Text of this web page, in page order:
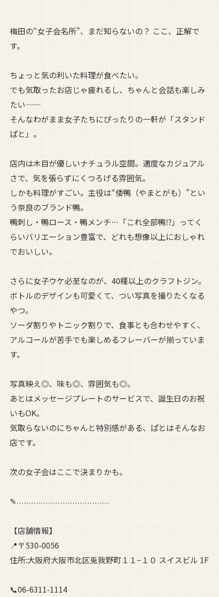
梅田の“女子会名所”、まだ知らないの？ ここ、正解で
す。
ちょっと気の利いた料理が食べたい。
でも気取ったお店じゃ疲れるし、ちゃんと会話も楽しみ
たい——
そんなわがまま女子たちにぴったりの一軒が「スタンド
ぱと」。
店内は木目が優しいナチュラル空間。適度なカジュアル
さで、気を張らずにくつろげる雰囲気。
しかも料理がすごい。主役は“倭鴨（やまとがも）”とい
う奈良のブランド鴨。
鴨刺し・鴨ロース・鴨メンチ…「これ全部鴨⁉」ってく
らいバリエーション豊富で、どれも想像以上におしゃれ
でおいしい。
さらに女子ウケ必至なのが、40種以上のクラフトジン。
ボトルのデザインも可愛くて、つい写真を撮りたくなる
やつ。
ソーダ割りやトニック割りで、食事とも合わせやすく、
アルコールが苦手でも楽しめるフレーバーが揃っていま
す。
写真映え◎、味も◎、雰囲気も◎。
あとはメッセージプレートのサービスで、誕生日のお祝
いもOK。
気取らないのにちゃんと特別感がある、ぱとはそんなお
店です。
次の女子会はここで決まりかも。
✎˒˒˒˒˒˒˒˒˒˒˒˒˒˒˒˒˒˒˒˒˒˒˒˒˒˒˒˒˒˒˒˒˒˒˒˒˒˒
【店舗情報】
📍〒530-0056
住所:大阪府大阪市北区兎我野町１１−１０ スイスビル 1F
📞06-6311-1114